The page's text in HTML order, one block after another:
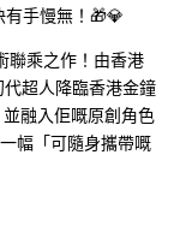
有手慢無！🎁💎
聯乘之作！由香港
超人降臨香港金鐘
融入佢嘅原創角色
幅「可隨身攜帶嘅